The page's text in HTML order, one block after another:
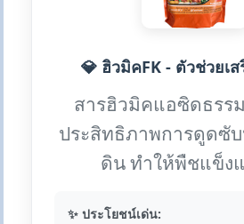
💎 ฮิวมิคFK - ตัวช่วยเ
สารฮิวมิคแอซิดธรร
ประสิทธิภาพการดูดซับ
ดิน ทำให้พืชแข็ง
✨ ประโยชน์เด่น: